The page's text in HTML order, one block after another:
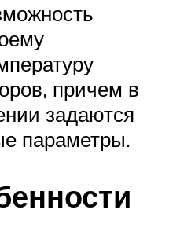
причем в
задаются
параметры.